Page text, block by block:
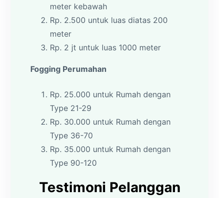
meter kebawah
Rp. 2.500 untuk luas diatas 200
meter
Rp. 2 jt untuk luas 1000 meter
Fogging Perumahan
Rp. 25.000 untuk Rumah dengan
Type 21-29
Rp. 30.000 untuk Rumah dengan
Type 36-70
Rp. 35.000 untuk Rumah dengan
Type 90-120
Testimoni Pelanggan